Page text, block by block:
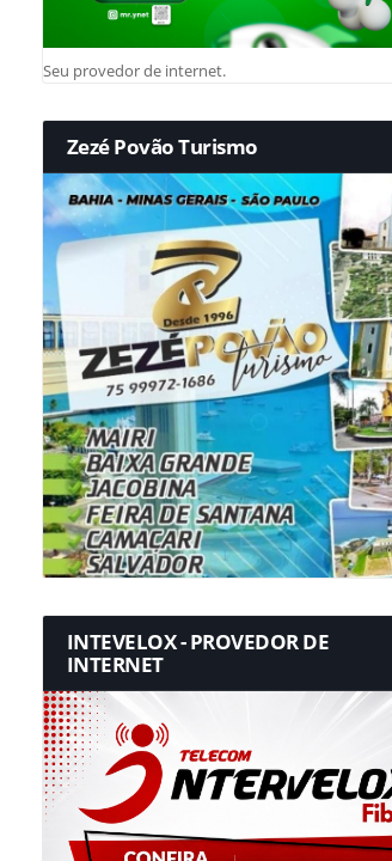
Seu provedor de internet.
Zezé Povão Turismo
INTEVELOX - PROVEDOR DE
INTERNET